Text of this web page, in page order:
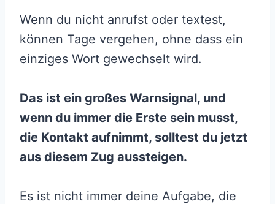
Wenn du nicht anrufst oder textest,
können Tage vergehen, ohne dass ein
einziges Wort gewechselt wird.
Das ist ein großes Warnsignal, und
wenn du immer die Erste sein musst,
die Kontakt aufnimmt, solltest du jetzt
aus diesem Zug aussteigen.
Es ist nicht immer deine Aufgabe, die